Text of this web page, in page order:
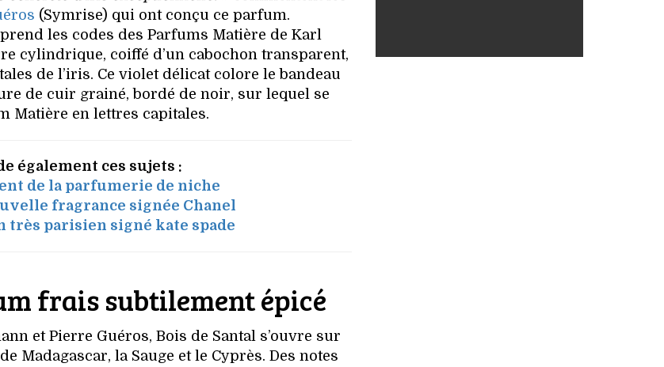
(Symrise) qui ont conçu ce parfum.
les codes des Parfums Matière de Karl
cylindrique, coiffé d’un cabochon transparent,
de l’iris. Ce violet délicat colore le bandeau
de cuir grainé, bordé de noir, sur lequel se
Matière en lettres capitales.
également ces sujets :
de la parfumerie de niche
fragrance signée Chanel
très parisien signé kate spade
frais subtilement épicé
et Pierre Guéros, Bois de Santal s’ouvre sur
Madagascar, la Sauge et le Cyprès. Des notes